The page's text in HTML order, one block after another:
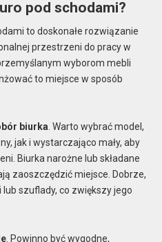
pod schodami?
to doskonałe rozwiązanie
przestrzeni do pracy w
wyborom mebli
to miejsce w sposób
biurka. Warto wybrać model,
jak i wystarczająco mały, aby
Biurka narożne lub składane
zaoszczędzić miejsce. Dobrze,
szuflady, co zwiększy jego
. Powinno być wygodne,